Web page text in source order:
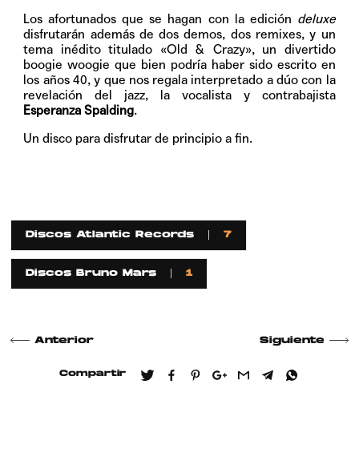
Los afortunados que se hagan con la edición deluxe
disfrutarán además de dos demos, dos remixes, y un
tema inédito titulado «Old & Crazy», un divertido
boogie woogie que bien podría haber sido escrito en
los años 40, y que nos regala interpretado a dúo con la
revelación del jazz, la vocalista y contrabajista
Esperanza Spalding.
Un disco para disfrutar de principio a fin.
Discos Atlantic Records 7
Discos Bruno Mars 1
Anterior Siguiente
Compartir